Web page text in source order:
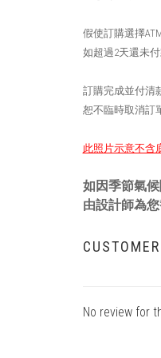
假使訂購選擇
如超過2天還未
訂購完成並付清
恕不臨時取消訂
此照片示意不含
如因季節氣
由設計師為
No review for